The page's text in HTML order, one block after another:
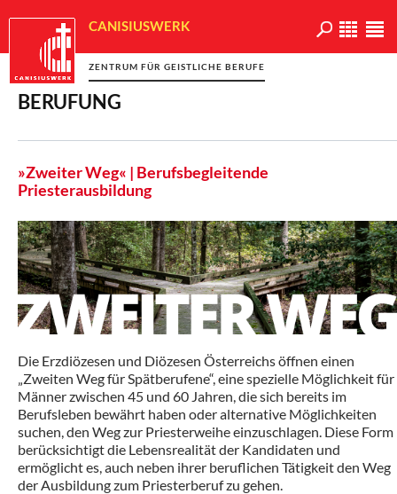
CANISIUSWERK
ZENTRUM FÜR GEISTLICHE BERUFE
BERUFUNG
»Zweiter Weg« | Berufsbegleitende
Priesterausbildung
Die Erzdiözesen und Diözesen Österreichs öffnen einen
„Zweiten Weg für Spätberufene“, eine spezielle Möglichkeit für
Männer zwischen 45 und 60 Jahren, die sich bereits im
Berufsleben bewährt haben oder alternative Möglichkeiten
suchen, den Weg zur Priesterweihe einzuschlagen. Diese Form
berücksichtigt die Lebensrealität der Kandidaten und
ermöglicht es, auch neben ihrer beruflichen Tätigkeit den Weg
der Ausbildung zum Priesterberuf zu gehen.